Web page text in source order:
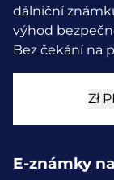
dálniční
výhod
Bez čekání na
Zł
E-známky